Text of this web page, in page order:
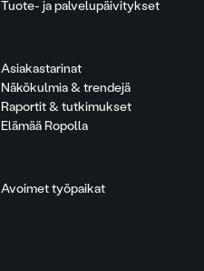
Tuote- ja palvelupäivitykset
Asiakastarinat
Näkökulmia & trendejä
Raportit & tutkimukset
Elämää Ropolla
Avoimet työpaikat